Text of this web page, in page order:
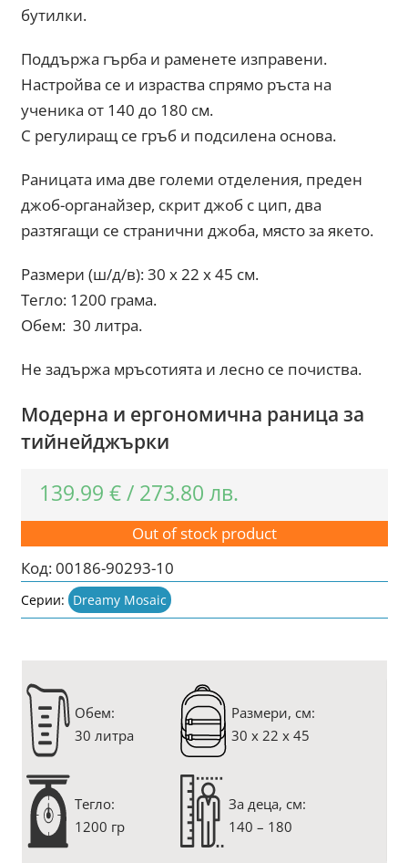
бутилки.
Поддържа гърба и раменете изправени.
Настройва се и израства спрямо ръста на
ученика от 140 до 180 см.
С регулиращ се гръб и подсилена основа.
Раницата има две големи отделения, преден
джоб-органайзер, скрит джоб с цип, два
разтягащи се странични джоба, място за якето.
Размери (ш/д/в): 30 x 22 x 45 см.
Тегло: 1200 грама.
Обем: 30 литра.
Не задържа мръсотията и лесно се почиства.
Модерна и ергономична раница за
тийнейджърки
139.99€ / 273.80лв.
Out of stock product
Код:00186-90293-10
Серии: Dreamy Mosaic
Oбем:
30 литра
Размери, см:
30 x 22 x 45
Тегло:
1200 гр
За деца, см:
140 – 180